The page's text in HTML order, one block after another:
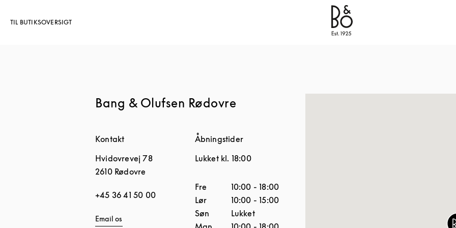
TIL BUTIKSOVERSIGT
Bang & Olufsen - Exist to Create
Bang & Olufsen Rødovre
Kontakt
Hvidovrevej 78
2610 Rødovre
+45 36 41 50 00
Email os
Åbningstider
Lukket kl. 18:00
Ugedag Åbningstider
Fre 10:00 - 18:00
Lør
10:00 - 15:00
Søn
Lukket